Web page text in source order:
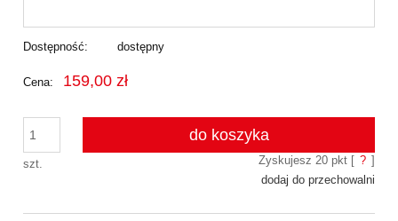
Dostępność: dostępny
Cena: 159,00 zł
szt.
do koszyka
Zyskujesz 20pkt [ ? ]
dodaj do przechowalni